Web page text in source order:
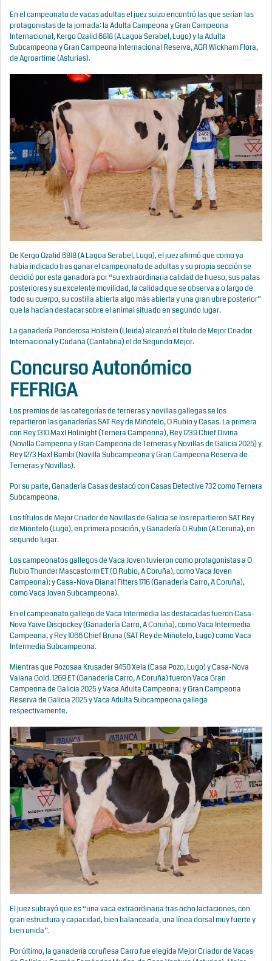
En el campeonato de vacas adultas el juez suizo encontró las que serían las
protagonistas de la jornada: la Adulta Campeona y Gran Campeona
Internacional, Kergo Ozalid 6818 (A Lagoa Serabel, Lugo) y la Adulta
Subcampeona y Gran Campeona Internacional Reserva, AGR Wickham Flora,
de Agroartime (Asturias).
De Kergo Ozalid 6818 (A Lagoa Serabel, Lugo), el juez afirmó que como ya
había indicado tras ganar el campeonato de adultas y su propia sección se
decidió por esta ganadora por “su extraordinaria calidad de hueso, sus patas
posteriores y su excelente movilidad, la calidad que se observa a o largo de
todo su cuerpo, su costilla abierta algo más abierta y una gran ubre posterior”
que la hacían destacar sobre el animal situado en segundo lugar.
La ganadería Ponderosa Holstein (Lleida) alcanzó el título de Mejor Criador
Internacional y Cudaña (Cantabria) el de Segundo Mejor.
Concurso Autonómico
FEFRIGA
Los premios de las categorías de terneras y novillas gallegas se los
repartieron las ganaderías SAT Rey de Miñotelo, O Rubio y Casas. La primera
con Rey 1310 Maxl Holinight (Ternera Campeona), Rey 1239 Chief Divina
(Novilla Campeona y Gran Campeona de Terneras y Novillas de Galicia 2025) y
Rey 1273 Haxl Bambi (Novilla Subcampeona y Gran Campeona Reserva de
Terneras y Novillas).
Por su parte, Ganadería Casas destacó con Casas Detective 732 como Ternera
Subcampeona.
Los títulos de Mejor Criador de Novillas de Galicia se los repartieron SAT Rey
de Miñotelo (Lugo), en primera posición, y Ganadería O Rubio (A Coruña), en
segundo lugar.
Los campeonatos gallegos de Vaca Joven tuvieron como protagonistas a O
Rubio Thunder Mascastorm ET (O Rubio, A Coruña), como Vaca Joven
Campeona); y Casa-Nova DianaI Fitters 1716 (Ganadería Carro, A Coruña),
como Vaca Joven Subcampeona).
En el campeonato gallego de Vaca Intermedia las destacadas fueron Casa-
Nova Yaive Discjockey (Ganadería Carro, A Coruña), como Vaca Intermedia
Campeona, y Rey 1066 Chief Bruna (SAT Rey de Miñotelo, Lugo) como Vaca
Intermedia Subcampeona.
Mientras que Pozosaa Krusader 9450 Xela (Casa Pozo, Lugo) y Casa-Nova
Valana Gold. 1269 ET (Ganadería Carro, A Coruña) fueron Vaca Gran
Campeona de Galicia 2025 y Vaca Adulta Campeona; y Gran Campeona
Reserva de Galicia 2025 y Vaca Adulta Subcampeona gallega
respectivamente.
El juez subrayó que es “una vaca extraordinaria tras ocho lactaciones, con
gran estructura y capacidad, bien balanceada, una línea dorsal muy fuerte y
bien unida”.
Por último, la ganadería coruñesa Carro fue elegida Mejor Criador de Vacas